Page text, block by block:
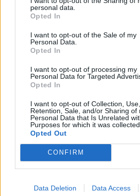
personal data.
Opted In
I want to opt-out of the Sale of my
Personal Data.
Opted In
I want to opt-out of processing my
Personal Data for Targeted
Opted In
I want to opt-out of Collection, Use,
Retention, Sale, and/or Sharing of
Personal Data that Is Unrelated
Purposes for which it was collected.
Opted Out
CONFIRM
Data Deletion Data Access
„Stresas gali būti didžiausias
mitybos specialistė S. J.
valgyti, sportuoti ir anksti eiti
Skirdami bent 15 minučių
ir apmąstymams, galėsite geriau
dienos tvarkaraštį ir aplinkybes.
dienoraštį, pagulėti vonioje ar
darytumėte, įsitikinkite, kad tai
ramybės įtemptos dienos metu.
gyvenimo būdo koregavimas
pasitarkite su savo gydytoju arba